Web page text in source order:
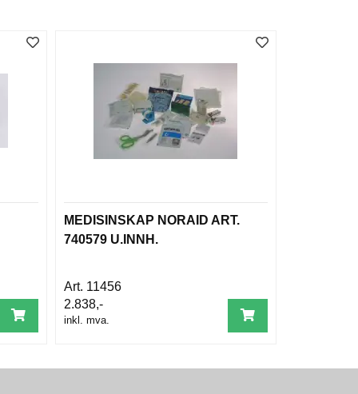
MEDISINSKAP NORAID ART.
740579 U.INNH.
11456
2.838,-
inkl. mva.